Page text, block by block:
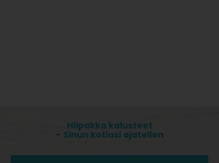
Hiipakka kalusteet
- Sinun kotiasi ajatellen